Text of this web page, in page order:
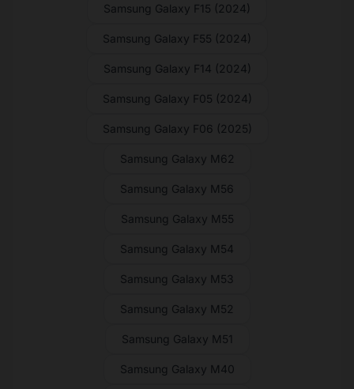
Samsung Galaxy F15 (2024)
Samsung Galaxy F55 (2024)
Samsung Galaxy F14 (2024)
Samsung Galaxy F05 (2024)
Samsung Galaxy F06 (2025)
Samsung Galaxy M62
Samsung Galaxy M56
Samsung Galaxy M55
Samsung Galaxy M54
Samsung Galaxy M53
Samsung Galaxy M52
Samsung Galaxy M51
Samsung Galaxy M40